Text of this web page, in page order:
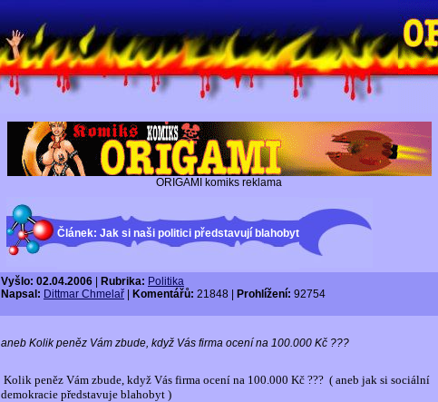
ORIGAMI komiks reklama
Článek: Jak si naši politici představují blahobyt
Vyšlo: 02.04.2006 Rubrika: Politika
Napsal: Dittmar Chmelař Komentářů: 21848 | Prohlížení: 92754
aneb Kolik peněz Vám zbude, když Vás firma ocení na 100.000 Kč ???
Kolik peněz Vám zbude, když Vás firma ocení na 100.000 Kč ??? ( aneb jak si sociální
demokracie představuje blahobyt )